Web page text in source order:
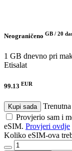
Neograničeno GB / 20
1 GB dnevno pri
Etisalat
99.13 EUR
Kupi sada
Provjerio sam i
eSIM. Provjeri ovdje
Koliko eSIM-ova